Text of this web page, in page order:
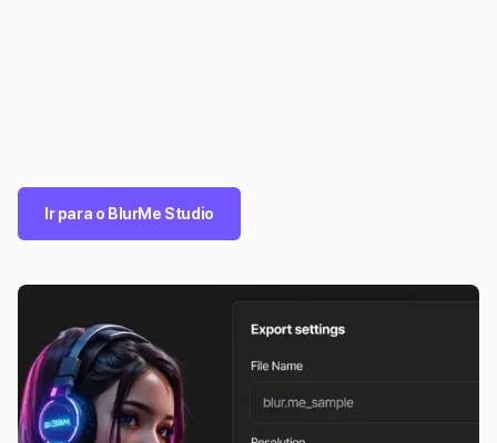
Ir para o BlurMe Studio